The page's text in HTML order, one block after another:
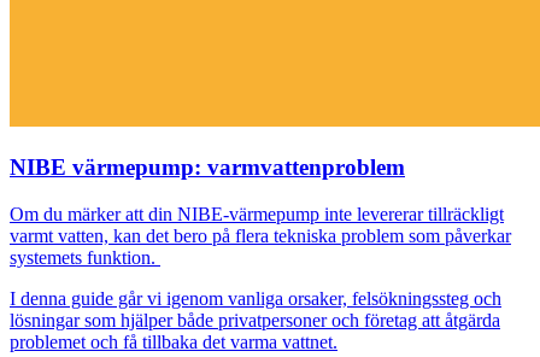
NIBE värmepump: varmvattenproblem
Om du märker att din NIBE-värmepump inte levererar tillräckligt
varmt vatten, kan det bero på flera tekniska problem som påverkar
systemets funktion.
I denna guide går vi igenom vanliga orsaker, felsökningssteg och
lösningar som hjälper både privatpersoner och företag att åtgärda
problemet och få tillbaka det varma vattnet.